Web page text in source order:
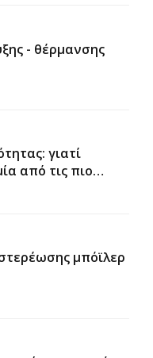
- θέρμανσης
γιατί
από τις πιο
μπόϊλερ